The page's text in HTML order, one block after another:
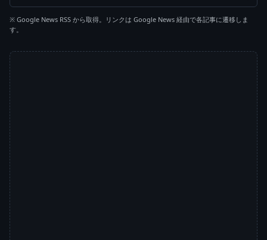
※ Google News RSS から取得。リンクは Google News 経由で各記事に遷移しま
す。